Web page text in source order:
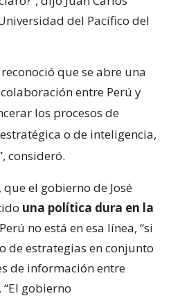
del Pacífico del
que se abre una
entre Perú y
los procesos de
o de inteligencia,
consideró.
el gobierno de José
una política dura en la
no está en esa línea, “si
de estrategias en conjunto
de información entre
“El gobierno